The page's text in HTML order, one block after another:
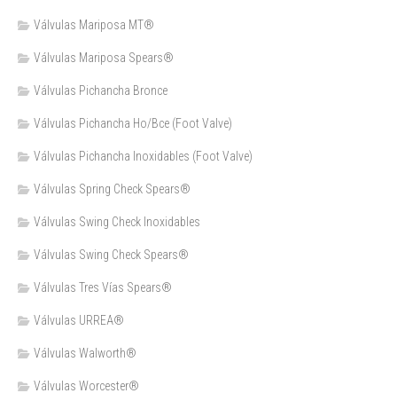
Válvulas Mariposa MT®
Válvulas Mariposa Spears®
Válvulas Pichancha Bronce
Válvulas Pichancha Ho/Bce (Foot Valve)
Válvulas Pichancha Inoxidables (Foot Valve)
Válvulas Spring Check Spears®
Válvulas Swing Check Inoxidables
Válvulas Swing Check Spears®
Válvulas Tres Vías Spears®
Válvulas URREA®
Válvulas Walworth®
Válvulas Worcester®